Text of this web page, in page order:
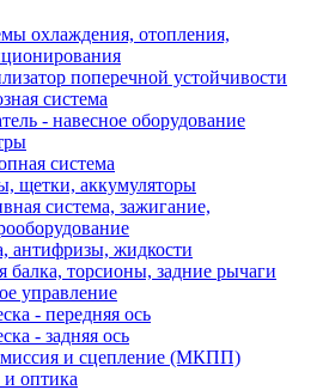
охлаждения, отопления,
поперечной устойчивости
система
- навесное оборудование
система
щетки, аккумуляторы
система, зажигание,
антифризы, жидкости
балка, торсионы, задние рычаги
управление
- передняя ось
- задняя ось
и сцепление (МКПП)
и оптика